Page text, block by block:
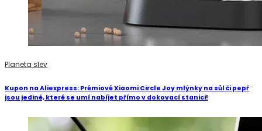
Planeta slev
Kupon na Aliexpress: Prémiové Xiaomi Circle Joy mlýnky na sůl či pepř
jsou jediné, které se umí nabíjet přímo v dokovací stanici!